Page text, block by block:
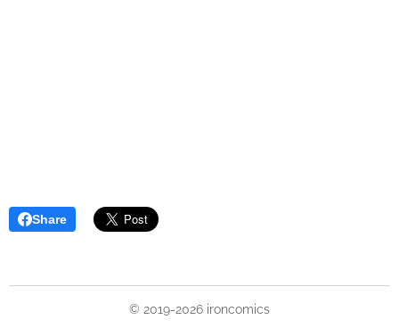
Share
© 2019-2026 ironcomics